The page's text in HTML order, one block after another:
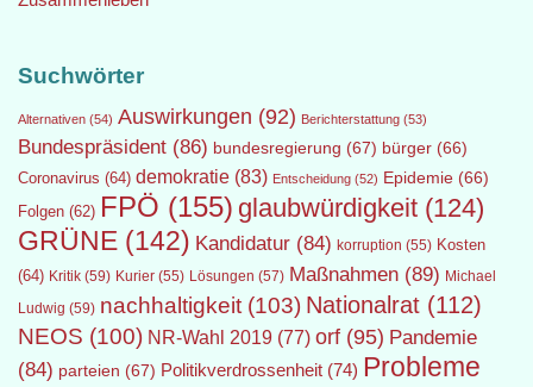
Suchwörter
Alternativen (54) Auswirkungen (92) Berichterstattung (53)
Bundespräsident (86) bundesregierung (67) bürger (66)
Coronavirus (64) demokratie (83) Entscheidung (52) Epidemie (66)
Folgen (62) FPÖ (155) glaubwürdigkeit (124)
GRÜNE (142) Kandidatur (84) korruption (55) Kosten
(64) Kritik (59) Kurier (55) Lösungen (57) Maßnahmen (89) Michael
Ludwig (59) nachhaltigkeit (103) Nationalrat (112)
NEOS (100) NR-Wahl 2019 (77) orf (95) Pandemie
(84) parteien (67) Politikverdrossenheit (74) Probleme